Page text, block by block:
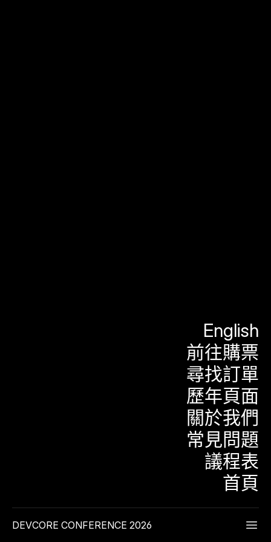
DEVCORE CONFERENCE 2026
主選
首頁
議程表
常見問題
關於我們
歷年頁面
尋找訂單
前往購票
English